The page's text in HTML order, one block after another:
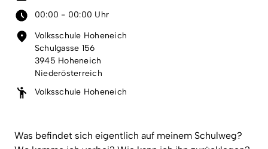
00:00 - 00:00 Uhr
Volksschule Hoheneich
Schulgasse 156
3945 Hoheneich
Niederösterreich
Volksschule Hoheneich
Was befindet sich eigentlich auf meinem Schulweg?